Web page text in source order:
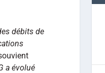
débits de
a évolué